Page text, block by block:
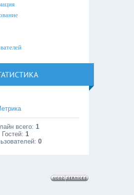
всего:1
Гостей: 1
0